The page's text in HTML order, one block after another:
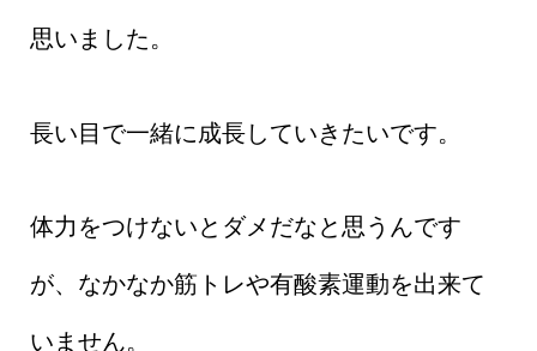
思いました。
長い目で一緒に成長していきたいです。
体力をつけないとダメだなと思うんです
が、なかなか筋トレや有酸素運動を出来て
いません。